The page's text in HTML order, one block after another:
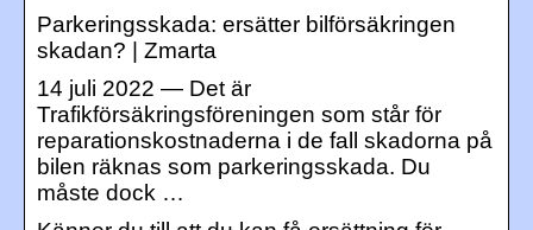
Parkeringsskada: ersätter bilförsäkringen
skadan? | Zmarta
14 juli 2022 — Det är
Trafikförsäkringsföreningen som står för
reparationskostnaderna i de fall skadorna på
bilen räknas som parkeringsskada. Du
måste dock …